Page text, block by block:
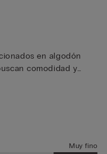
en algodón
comodidad y
de frescura
Muy fino